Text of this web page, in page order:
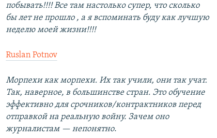
побывать!!!! Все там настолько супер, что сколько
бы лет не прошло , а я вспоминать буду как лучшую
неделю моей жизни!!!!
Ruslan Potnov
Морпехи как морпехи. Их так учили, они так учат.
Так, наверное, в большинстве стран. Это обучение
эффективно для срочников/контрактников перед
отправкой на реальную войну. Зачем оно
журналистам — непонятно.